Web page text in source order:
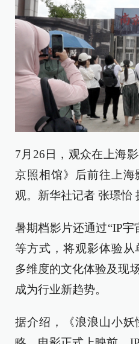
7月26日，观众在上海
京照相馆》后前往上
观。新华社记者 张璟怡
暑期档影片还通过“IP
等方式，将观影体验
多维度的文化体验及现
成为行业新趋势。
据介绍，《浪浪山小